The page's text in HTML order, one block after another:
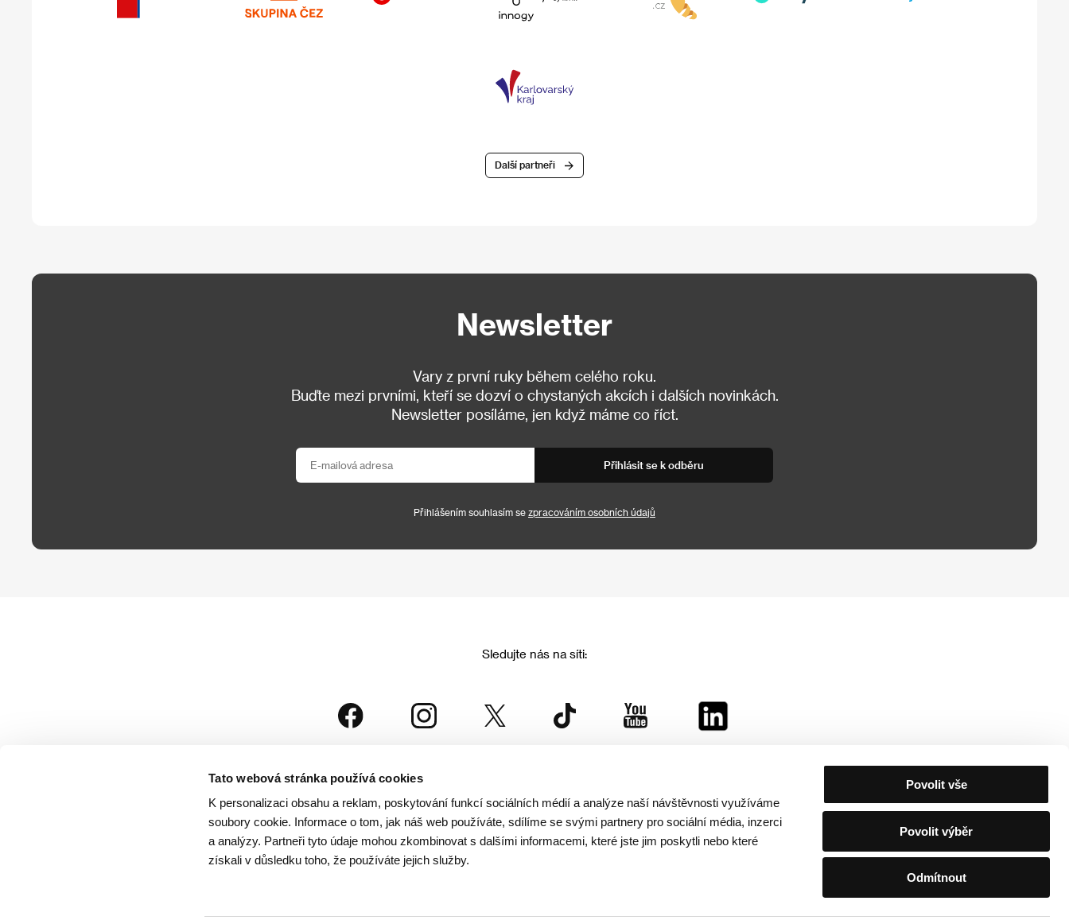
Tato webová stránka používá cookies
K personalizaci obsahu a reklam, poskytování funkcí sociálních médií a analýze naší návštěvnosti využíváme
soubory cookie. Informace o tom, jak náš web používáte, sdílíme se svými partnery pro sociální média, inzerci
a analýzy. Partneři tyto údaje mohou zkombinovat s dalšími informacemi, které jste jim poskytli nebo které
získali v důsledku toho, že používáte jejich služby.
Povolit vše
Povolit výběr
Odmítnout
Další partneři
Newsletter
Vary z první ruky během celého roku.
Buďte mezi prvními, kteří se dozví o chystaných akcích i dalších novinkách.
Newsletter posíláme, jen když máme co říct.
Přihlásit se k odběru
Přihlášením souhlasím se zpracováním osobních údajů
Sledujte nás na síti:
je součástí rodiny KVIFF Group, která zastřešuje i další projekty: